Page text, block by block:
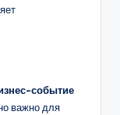
событие
важно для